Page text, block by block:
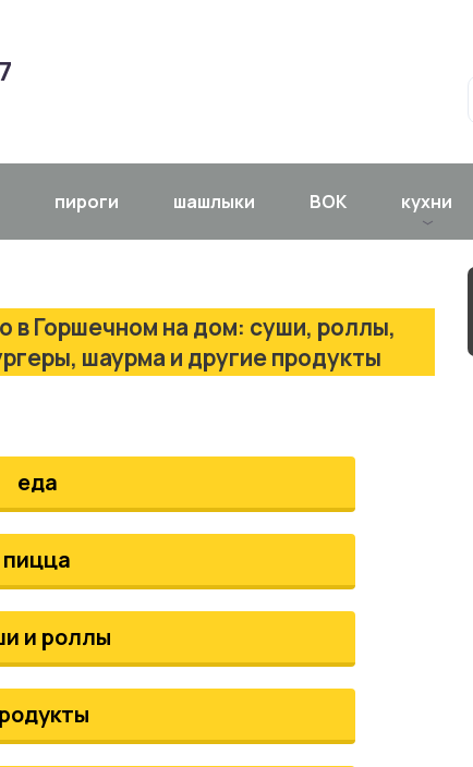
пироги шашлыки ВОК кухни
в Горшечном на дом: суши, роллы,
шаурма и другие продукты
еда
пицца
и роллы